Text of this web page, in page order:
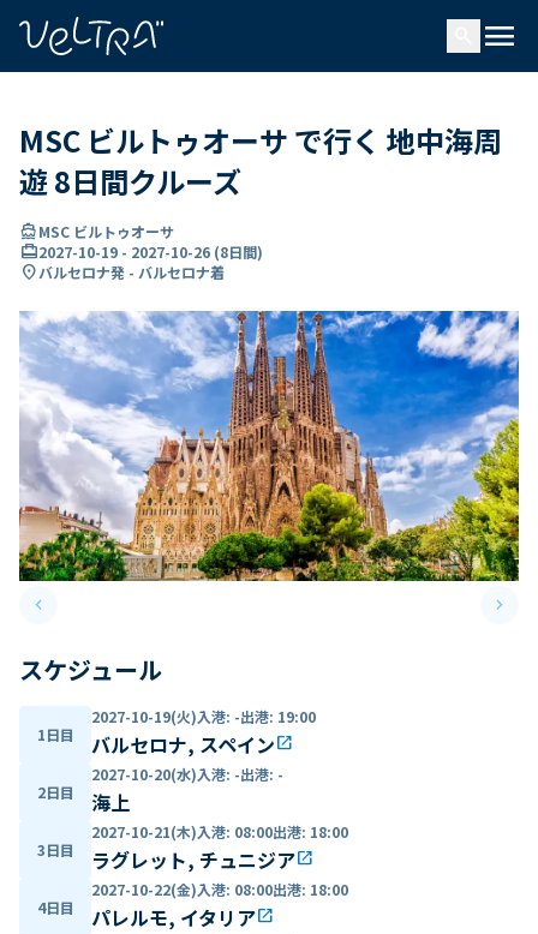
menu
MSC ビルトゥオーサ で行く 地中海周
遊 8日間クルーズ
directions_boatMSC ビルトゥオーサ
card_travel2027-10-19 - 2027-10-26 (8日間)
location_onバルセロナ発 - バルセロナ着
keyboard_arrow_leftPrevious slide keyboard_arrow_right
スケジュール
1日目
2027-10-19(火)入港: -出港: 19:00
バルセロナ, スペインopen_in_new
2日目
2027-10-20(水)入港: -出港: -
海上
3日目
2027-10-21(木)入港: 08:00出港: 18:00
ラグレット, チュニジアopen_in_new
4日目
2027-10-22(金)入港: 08:00出港: 18:00
パレルモ, イタリアopen_in_new